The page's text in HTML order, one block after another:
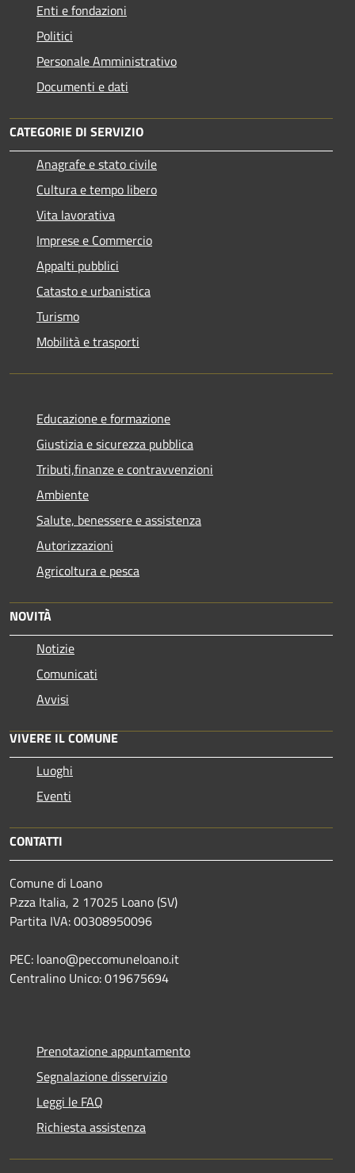
Enti e fondazioni
Politici
Personale Amministrativo
Documenti e dati
CATEGORIE DI SERVIZIO
Anagrafe e stato civile
Cultura e tempo libero
Vita lavorativa
Imprese e Commercio
Appalti pubblici
Catasto e urbanistica
Turismo
Mobilità e trasporti
Educazione e formazione
Giustizia e sicurezza pubblica
Tributi,finanze e contravvenzioni
Ambiente
Salute, benessere e assistenza
Autorizzazioni
Agricoltura e pesca
NOVITÀ
Notizie
Comunicati
Avvisi
VIVERE IL COMUNE
Luoghi
Eventi
CONTATTI
Comune di Loano
P.zza Italia, 2 17025 Loano (SV)
Partita IVA: 00308950096
PEC: loano@peccomuneloano.it
Centralino Unico: 019675694
Prenotazione appuntamento
Segnalazione disservizio
Leggi le FAQ
Richiesta assistenza